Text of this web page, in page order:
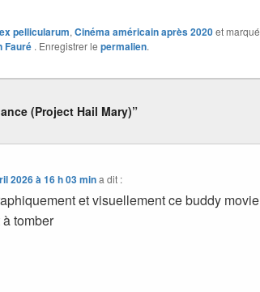
pellicularum, Cinéma américain après 2020et marqué
Fauré . Enregistrer le permalien.
(Project Hail Mary)”
2026 à 16 h 03 mina dit :
et visuellement ce buddy movie
à tomber